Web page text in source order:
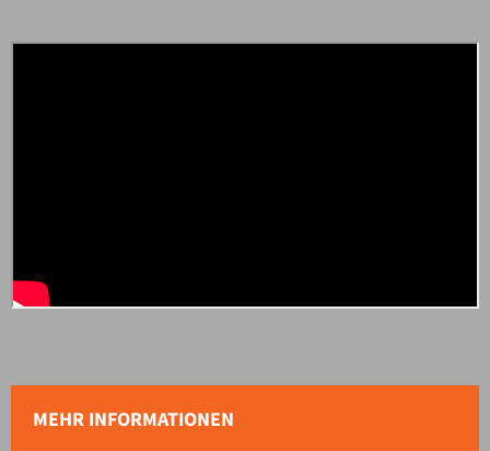
MEHR INFORMATIONEN